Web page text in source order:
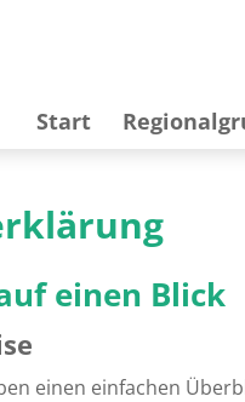
Start
einen Blick
einen einfachen